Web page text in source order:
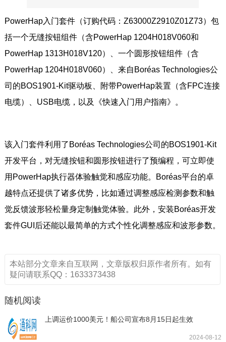
PowerHap入门套件（订购代码：Z63000Z2910Z01Z73）包
括一个无缝按钮组件（含PowerHap 1204H018V060和
PowerHap 1313H018V120）、一个圆形按钮组件（含
PowerHap 1204H018V060）、来自Boréas Technologies公
司的BOS1901-Kit驱动板、附带PowerHap装置（含FPC连接
电缆）、USB电缆，以及《快速入门用户指南》。
该入门套件利用了Boréas Technologies公司的BOS1901-Kit
开发平台，对无缝按钮和圆形按钮进行了预编程，可立即使
用PowerHap执行器体验触觉和感应功能。Boréas平台的卓
越特点还提供了诸多优势，比如通过调整感应检测参数和触
觉反馈波形轻松量身定制触觉体验。此外，安装Boréas开发
套件GUI后还能以最简单的方式个性化调整感应和波形参数。
本站部分文章来自互联网，文章版权归原作者所有。如有
疑问请联系QQ：1633373438
随机阅读
上调运价1000美元！船公司宣布8月15日起生效
2024-08-12